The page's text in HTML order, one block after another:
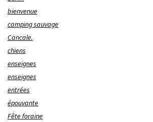
bienvenue
camping sauvage
Cancale.
chiens
enseignes
enseignes
entrées
épouvante
Fête foraine